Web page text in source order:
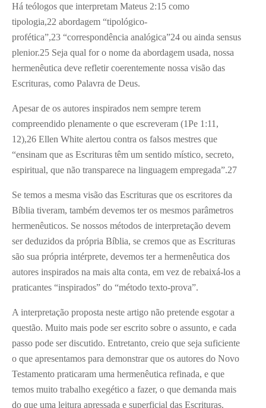
Há teólogos que interpretam Mateus 2:15 como
tipologia,22 abordagem “tipológico-
profética”,23 “correspondência analógica”24 ou ainda sensus
plenior.25 Seja qual for o nome da abordagem usada, nossa
hermenêutica deve refletir coerentemente nossa visão das
Escrituras, como Palavra de Deus.
Apesar de os autores inspirados nem sempre terem
compreendido plenamente o que escreveram (1Pe 1:11,
12),26 Ellen White alertou contra os falsos mestres que
“ensinam que as Escrituras têm um sentido místico, secreto,
espiritual, que não transparece na linguagem empregada”.27
Se temos a mesma visão das Escrituras que os escritores da
Bíblia tiveram, também devemos ter os mesmos parâmetros
hermenêuticos. Se nossos métodos de interpretação devem
ser deduzidos da própria Bíblia, se cremos que as Escrituras
são sua própria intérprete, devemos ter a hermenêutica dos
autores inspirados na mais alta conta, em vez de rebaixá-los a
praticantes “inspirados” do “método texto-prova”.
A interpretação proposta neste artigo não pretende esgotar a
questão. Muito mais pode ser escrito sobre o assunto, e cada
passo pode ser discutido. Entretanto, creio que seja suficiente
o que apresentamos para demonstrar que os autores do Novo
Testamento praticaram uma hermenêutica refinada, e que
temos muito trabalho exegético a fazer, o que demanda mais
do que uma leitura apressada e superficial das Escrituras.